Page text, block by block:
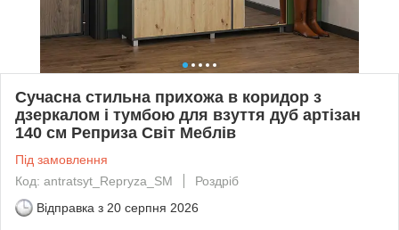
Сучасна стильна прихожа в коридор з
дзеркалом і тумбою для взуття дуб артізан
140 см Реприза Світ Меблів
Під замовлення
Код: antratsyt_Repryza_SM
Роздріб
Відправка з 20 серпня 2026